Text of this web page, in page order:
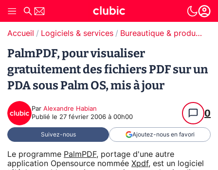
Accueil Logiciels & services Bureautique & productivité
PalmPDF, pour visualiser
gratuitement des fichiers PDF sur un
PDA sous Palm OS, mis à jour
Par Alexandre Habian
Publié le 27 février 2006 à 00h00 0
Suivez-nous Ajoutez-nous en favori
Le programme PalmPDF, portage d'une autre
application Opensource nommée Xpdf, est un logiciel